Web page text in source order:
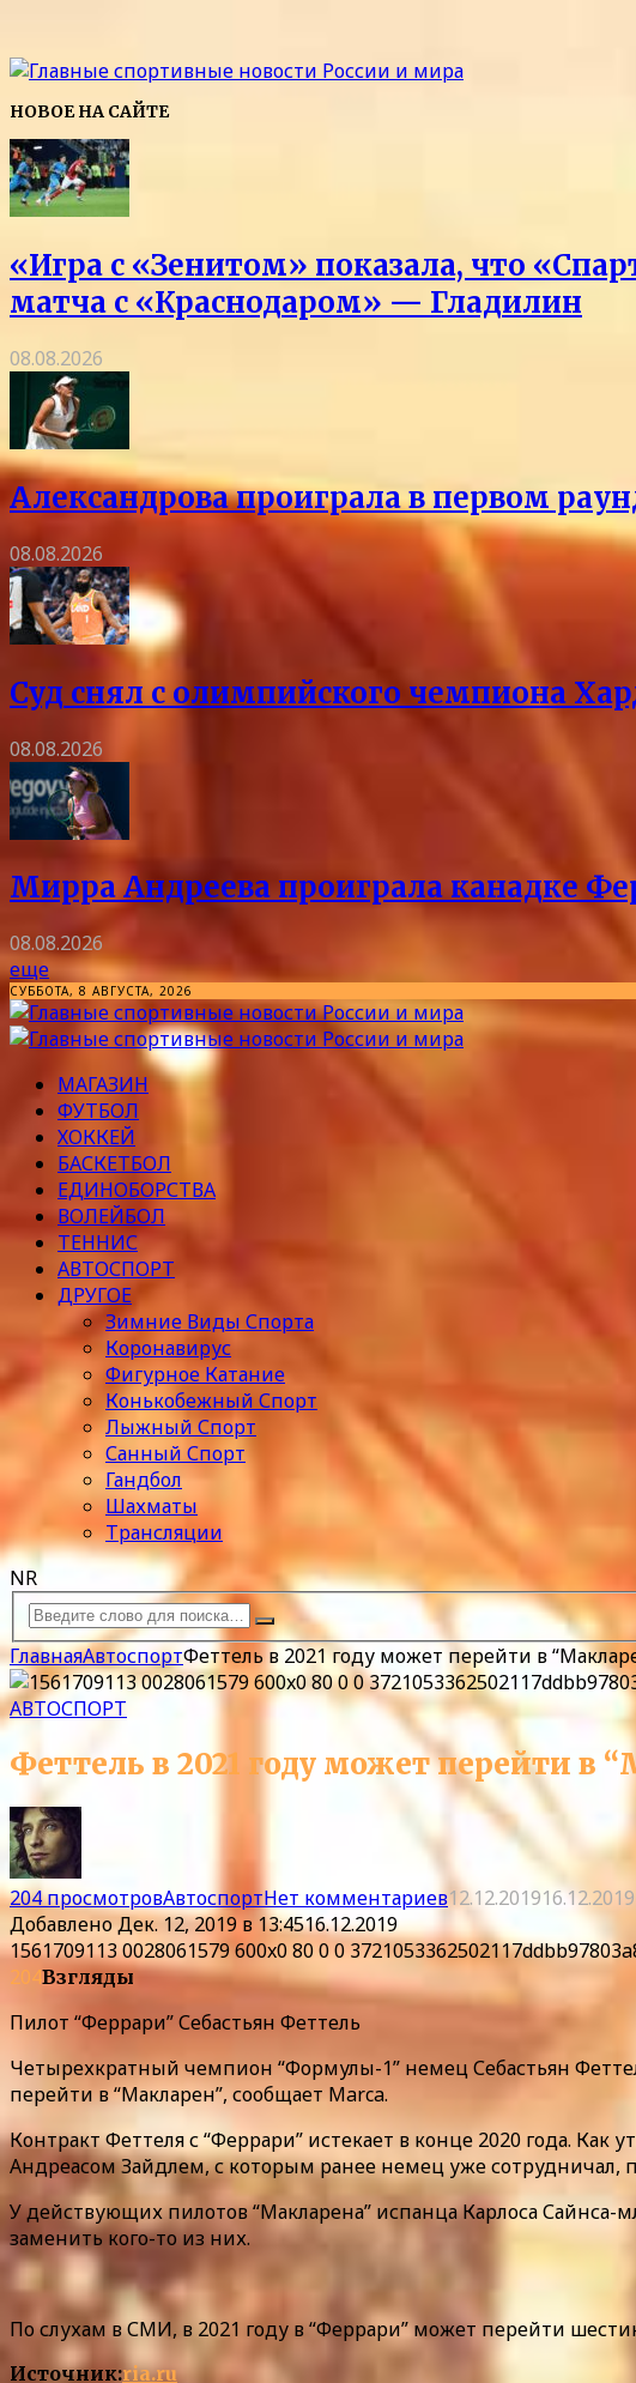
НОВОЕ НА САЙТЕ
«Игра с «Зенитом» показала, что
матча с «Краснодаром» — Гладилин
08.08.2026
Александрова проиграла в первом
08.08.2026
Суд снял с олимпийского чемпиона
08.08.2026
Мирра Андреева проиграла канадке
08.08.2026
еще
СУББОТА, 8 АВГУСТА, 2026
МАГАЗИН
ФУТБОЛ
ХОККЕЙ
БАСКЕТБОЛ
ЕДИНОБОРСТВА
ВОЛЕЙБОЛ
ТЕННИС
АВТОСПОРТ
ДРУГОЕ
Зимние Виды Спорта
Коронавирус
Фигурное Катание
Конькобежный Спорт
Лыжный Спорт
Санный Спорт
Гандбол
Шахматы
Трансляции
NR
ГлавнаяАвтоспортФеттель в 2021 году может перейти в
АВТОСПОРТ
Феттель в 2021 году может перейти
204 просмотровАвтоспортНет комментариев12.12.201916.12.2019
ДобавленоДек. 12, 2019 в 13:4516.12.2019
1561709113 0028061579 600x0 80 0 0
204Взгляды
Пилот “Феррари” Себастьян Феттель
Четырехкратный чемпион “Формулы-1” немец Себастьян
перейти в “Макларен”, сообщает Marca.
Контракт Феттеля с “Феррари” истекает в конце 2020 года.
Андреасом Зайдлем, с которым ранее немец уже сотрудничал,
У действующих пилотов “Макларена” испанца Карлоса
заменить кого-то из них.
По слухам в СМИ, в 2021 году в “Феррари” может перейти
Источник:ria.ru